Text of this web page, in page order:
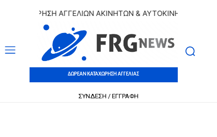
ΑΓΓΕΛΙΩΝ ΑΚΙΝΗΤΩΝ & ΑΥΤΟΚΙΝΗΤΩΝ |
ΔΩΡΕΑΝ ΚΑΤΑΧΩΡΗΣΗ ΑΓΓΕΛΙΑΣ
ΣΥΝΔΕΣΗ / ΕΓΓΡΑΦΗ